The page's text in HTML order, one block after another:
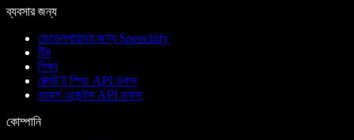
ব্যবসার জন্য
ডেভেলপারদের জন্য Speechify
টিম
শিক্ষা
টেক্সট টু স্পিচ API ডকস
ভয়েস এজেন্টস API ডকস
কোম্পানি